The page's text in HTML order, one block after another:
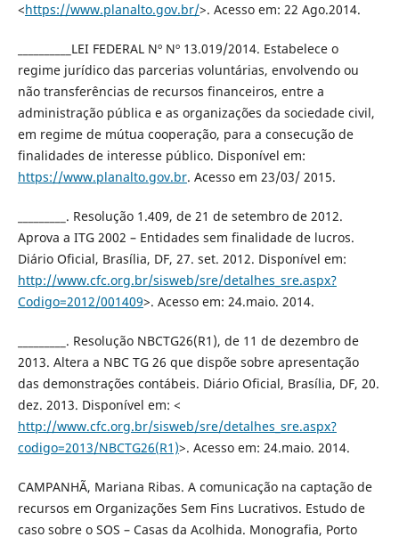
<https://www.planalto.gov.br/>. Acesso em: 22 Ago.2014.
__________LEI FEDERAL Nº Nº 13.019/2014. Estabelece o
regime jurídico das parcerias voluntárias, envolvendo ou
não transferências de recursos financeiros, entre a
administração pública e as organizações da sociedade civil,
em regime de mútua cooperação, para a consecução de
finalidades de interesse público. Disponível em:
https://www.planalto.gov.br. Acesso em 23/03/ 2015.
_________. Resolução 1.409, de 21 de setembro de 2012.
Aprova a ITG 2002 – Entidades sem finalidade de lucros.
Diário Oficial, Brasília, DF, 27. set. 2012. Disponível em:
http://www.cfc.org.br/sisweb/sre/detalhes_sre.aspx?
Codigo=2012/001409>. Acesso em: 24.maio. 2014.
_________. Resolução NBCTG26(R1), de 11 de dezembro de
2013. Altera a NBC TG 26 que dispõe sobre apresentação
das demonstrações contábeis. Diário Oficial, Brasília, DF, 20.
dez. 2013. Disponível em: <
http://www.cfc.org.br/sisweb/sre/detalhes_sre.aspx?
codigo=2013/NBCTG26(R1)>. Acesso em: 24.maio. 2014.
CAMPANHÃ, Mariana Ribas. A comunicação na captação de
recursos em Organizações Sem Fins Lucrativos. Estudo de
caso sobre o SOS – Casas da Acolhida. Monografia, Porto